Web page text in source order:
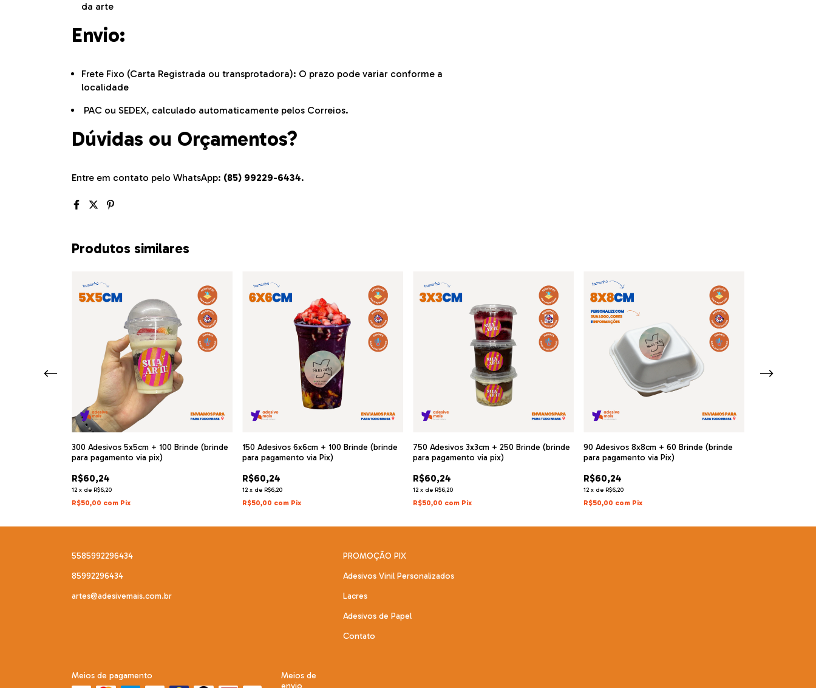
da arte
Envio:
Frete Fixo (Carta Registrada ou transprotadora): O prazo pode variar conforme a
localidade
PAC ou SEDEX, calculado automaticamente pelos Correios.
Dúvidas ou Orçamentos?
Entre em contato pelo WhatsApp: (85) 99229-6434.
Produtos similares
300 Adesivos 5x5cm + 100 Brinde (brinde
para pagamento via pix)
R$60,24
12 x de R$6,20
R$50,00 com Pix
150 Adesivos 6x6cm + 100 Brinde (brinde
para pagamento via Pix)
R$60,24
12 x de R$6,20
R$50,00 com Pix
750 Adesivos 3x3cm + 250 Brinde (brinde
para pagamento via pix)
R$60,24
12 x de R$6,20
R$50,00 com Pix
90 Adesivos 8x8cm + 60 Brinde (brinde
para pagamento via Pix)
R$60,24
12 x de R$6,20
R$50,00 com Pix
5585992296434
85992296434
artes@adesivemais.com.br
PROMOÇÃO PIX
Adesivos Vinil Personalizados
Lacres
Adesivos de Papel
Contato
Meios de pagamento
Meios de
envio